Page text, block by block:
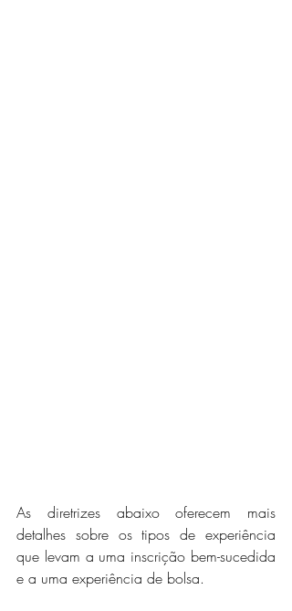
As diretrizes abaixo oferecem mais
detalhes sobre os tipos de experiência
que levam a uma inscrição bem-sucedida
e a uma experiência de bolsa.